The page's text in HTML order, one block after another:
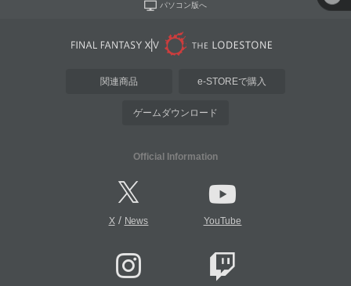
パソコン版へ
関連商品 e-STOREで購入
ゲームダウンロード
Official Information
X/ News YouTube